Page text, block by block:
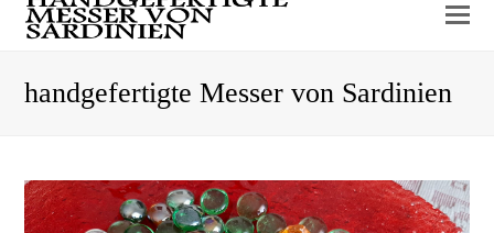
handgefertigte Messer von Sardinien